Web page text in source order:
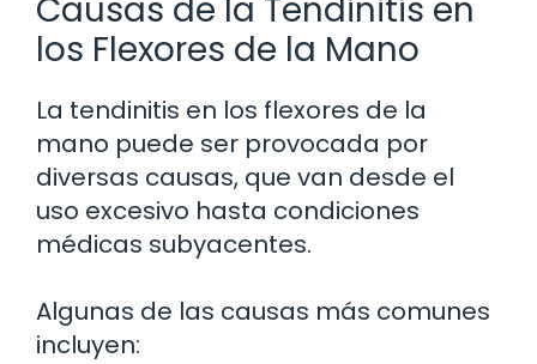
Causas de la Tendinitis en
los Flexores de la Mano
La tendinitis en los flexores de la
mano puede ser provocada por
diversas causas, que van desde el
uso excesivo hasta condiciones
médicas subyacentes.
Algunas de las causas más comunes
incluyen: